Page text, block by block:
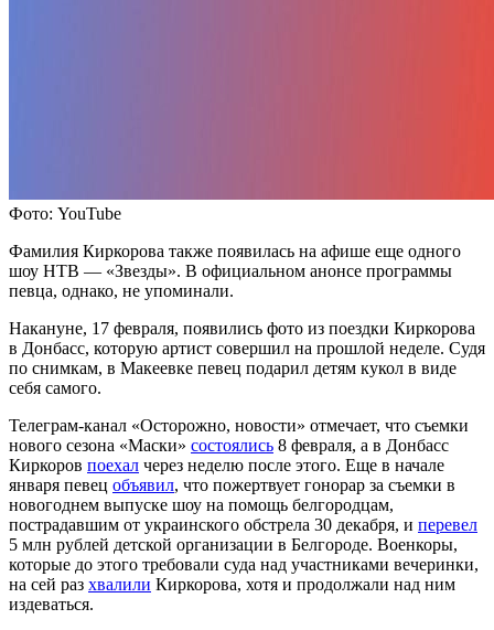
Фото: YouTube
Фамилия Киркорова также появилась на афише еще одного
шоу НТВ — «Звезды». В официальном анонсе программы
певца, однако, не упоминали.
Накануне, 17 февраля, появились фото из поездки Киркорова
в Донбасс, которую артист совершил на прошлой неделе. Судя
по снимкам, в Макеевке певец подарил детям кукол в виде
себя самого.
Телеграм-канал «Осторожно, новости» отмечает, что съемки
нового сезона «Маски» состоялись 8 февраля, а в Донбасс
Киркоров поехал через неделю после этого. Еще в начале
января певец объявил, что пожертвует гонорар за съемки в
новогоднем выпуске шоу на помощь белгородцам,
пострадавшим от украинского обстрела 30 декабря, и перевел
5 млн рублей детской организации в Белгороде. Военкоры,
которые до этого требовали суда над участниками вечеринки,
на сей раз хвалили Киркорова, хотя и продолжали над ним
издеваться.